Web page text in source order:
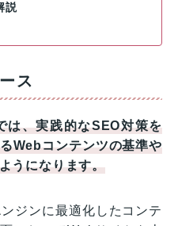
説
ス
は、実践的なSEO対策を
Webコンテンツの基準や
うになります。
ジンに最適化したコンテ